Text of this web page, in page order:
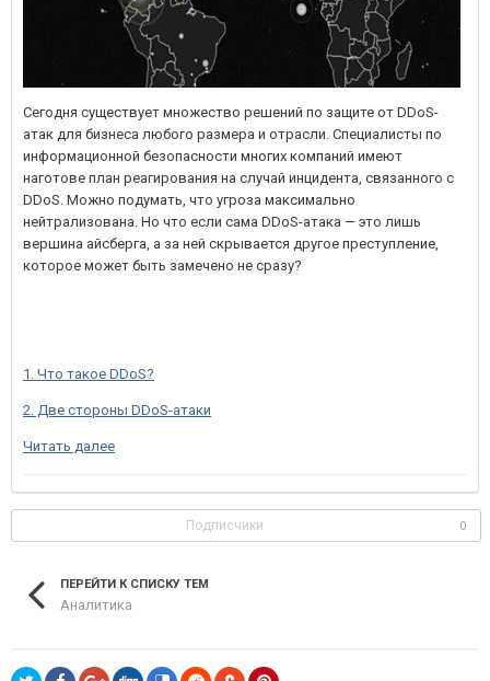
Сегодня существует множество решений по защите от DDoS-
атак для бизнеса любого размера и отрасли. Специалисты по
информационной безопасности многих компаний имеют
наготове план реагирования на случай инцидента, связанного с
DDoS. Можно подумать, что угроза максимально
нейтрализована. Но что если сама DDoS-атака — это лишь
вершина айсберга, а за ней скрывается другое преступление,
которое может быть замечено не сразу?
1. Что такое DDoS?
2. Две стороны DDoS-атаки
Читать далее
Подписчики 0
ПЕРЕЙТИ К СПИСКУ ТЕМ
Аналитика